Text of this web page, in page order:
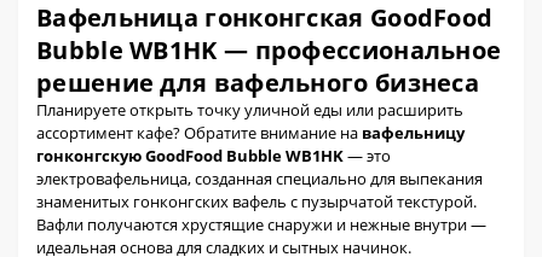
Вафельница гонконгская GoodFood
Bubble WB1HK — профессиональное
решение для вафельного бизнеса
Планируете открыть точку уличной еды или расширить
ассортимент кафе? Обратите внимание на вафельницу
гонконгскую GoodFood Bubble WB1HK— это
электровафельница, созданная специально для выпекания
знаменитых гонконгских вафель с пузырчатой текстурой.
Вафли получаются хрустящие снаружи и нежные внутри —
идеальная основа для сладких и сытных начинок.